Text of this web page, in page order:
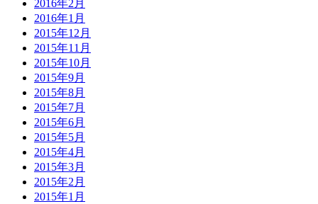
2016年2月
2016年1月
2015年12月
2015年11月
2015年10月
2015年9月
2015年8月
2015年7月
2015年6月
2015年5月
2015年4月
2015年3月
2015年2月
2015年1月